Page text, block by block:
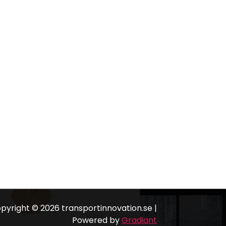
© 2026 transportinnovation.se |
Powered byGradiant